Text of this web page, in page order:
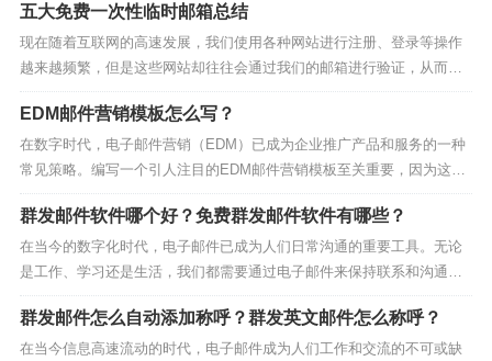
面就让我们来一探究竟。什么是微信邮箱未验证？微信邮箱未验证是指
你在使用微信邮箱的过程中，没有完成验证邮箱账号的...
五大免费一次性临时邮箱总结
现在随着互联网的高速发展，我们使用各种网站进行注册、登录等操作
越来越频繁，但是这些网站却往往会通过我们的邮箱进行验证，从而保
证我们的信息安全。因此，我们需要有一些“免费一次性邮箱”来保护我们
的真实邮箱不被滥用。蜂邮EDM将为大家介绍五大免费一次性临时邮
箱，解决您的邮箱安全问题。免费一次性临时邮箱：蜂...
EDM邮件营销模板怎么写？
在数字时代，电子邮件营销（EDM）已成为企业推广产品和服务的一种
常见策略。编写一个引人注目的EDM邮件营销模板至关重要，因为这是
吸引客户，提高点击率和销售的关键。在本文中，我们将为您介绍如何
撰写一个成功的EDM邮件营销模板，以确保您的营销活动取得成功。1.
引人入胜的主题行第一步是撰写一个引人入胜的...
群发邮件软件哪个好？免费群发邮件软件有哪些？
在当今的数字化时代，电子邮件已成为人们日常沟通的重要工具。无论
是工作、学习还是生活，我们都需要通过电子邮件来保持联系和沟通。
但是，当我们需要向大量的人发送邮件时，手动发送就变得不现实了。
这时，我们需要使用群发邮件软件来帮助我们快速、高效地发送邮件。
那么，哪个群发邮件软件好呢？有哪些免费的群发邮件软件...
群发邮件怎么自动添加称呼？群发英文邮件怎么称呼？
在当今信息高速流动的时代，电子邮件成为人们工作和交流的不可或缺